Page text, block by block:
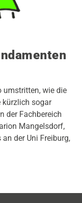
umstritten, wie die
kürzlich sogar
der Fachbereich
Mangelsdorf,
der Uni Freiburg,